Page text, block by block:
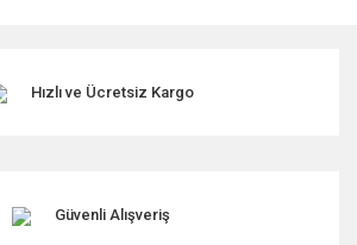
Hızlı ve Ücretsiz Kargo
Güvenli Alışveriş